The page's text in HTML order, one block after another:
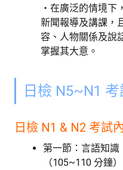
・在廣泛的情境下
新聞報導及講課，
容、人物關係及說
掌握其大意。
日檢 N5~N1
日檢 N1 & N2 考試
第一節：言語知
（105~110 分鐘）